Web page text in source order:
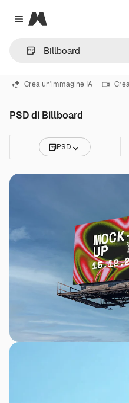
Close menu
Magnific
Crea un'immagine IA
PSD di Billboard
PSD